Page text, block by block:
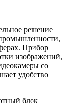
решение
Прибор
изображений,
со
удобство
блок